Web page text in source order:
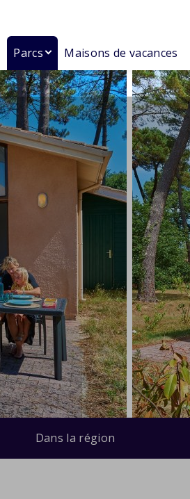
Parcs Maisons de vacances
Dans la région